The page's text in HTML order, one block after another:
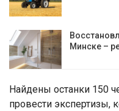
Минске –
Найдены останки 150
провести экспертизы,